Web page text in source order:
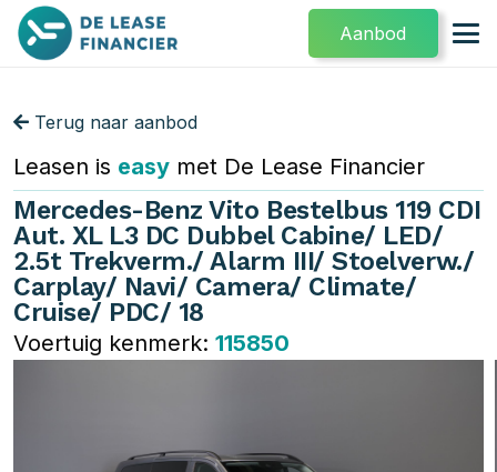
Aanbod
Terug naar aanbod
Leasen is easy met De Lease Financier
Mercedes-Benz Vito Bestelbus 119 CDI
Aut. XL L3 DC Dubbel Cabine/ LED/
2.5t Trekverm./ Alarm III/ Stoelverw./
Carplay/ Navi/ Camera/ Climate/
Cruise/ PDC/ 18
Voertuig kenmerk: 115850